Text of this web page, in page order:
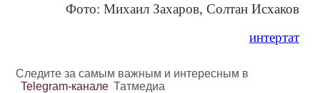
Фото: Михаил Захаров, Солтан Исхаков
интертат
Следите за самым важным и интересным в
Telegram-канале Татмедиа